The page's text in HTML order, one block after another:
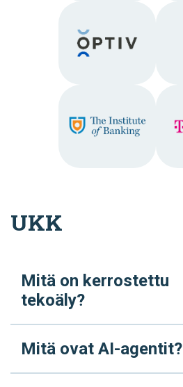
UKK
Mitä on kerrostettu
tekoäly?
Mitä ovat AI-agentit?